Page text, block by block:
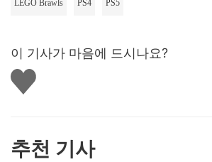
LEGO Brawls PS4 PS5
이 기사가 마음에 드시나요?
좋
아
추천 기사